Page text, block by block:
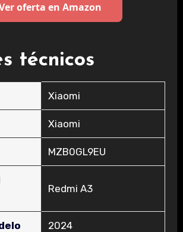
oferta en Amazon
técnicos
‎Xiaomi
‎Xiaomi
‎MZB0GL9EU
‎Redmi A3
‎2024